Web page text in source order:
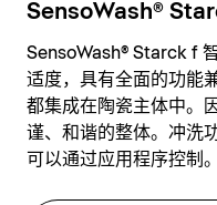
SensoWash®
SensoWash® Starck f
适度，具有全面的功能
都集成在陶瓷主体中。
谨、和谐的整体。冲洗
可以通过应用程序控制。